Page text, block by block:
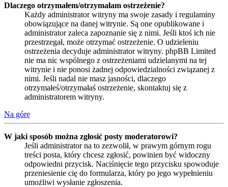
Dlaczego otrzymałem/otrzymałam ostrzeżenie?
Każdy administrator witryny ma swoje zasady i regulaminy
obowiązujące na danej witrynie. Są one opublikowane i
administrator zaleca zapoznanie się z nimi. Jeśli ktoś ich nie
przestrzegał, może otrzymać ostrzeżenie. O udzieleniu
ostrzeżenia decyduje administrator witryny. phpBB Limited
nie ma nic wspólnego z ostrzeżeniami udzielanymi na tej
witrynie i nie ponosi żadnej odpowiedzialności związanej z
nimi. Jeśli nadal nie masz jasności, dlaczego
otrzymałeś/otrzymałaś ostrzeżenie, skontaktuj się z
administratorem witryny.
Na górę
W jaki sposób można zgłosić posty moderatorowi?
Jeśli administrator na to zezwolił, w prawym górnym rogu
treści posta, który chcesz zgłosić, powinien być widoczny
odpowiedni przycisk. Naciśnięcie tego przycisku spowoduje
przeniesienie cię do formularza, który po jego wypełnieniu
umożliwi wysłanie zgłoszenia.